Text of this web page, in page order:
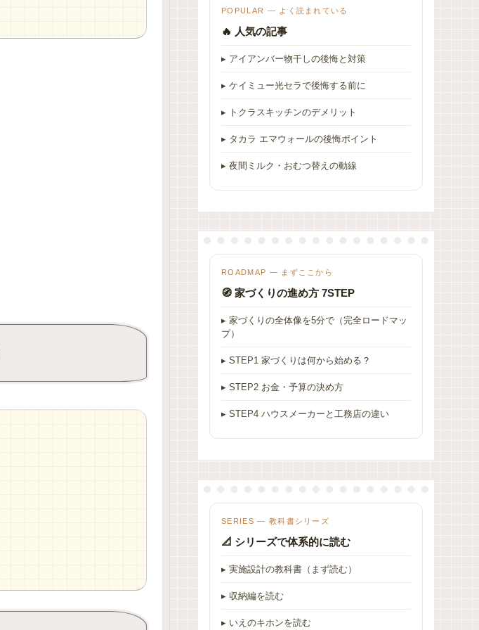
POPULAR — よく読まれている
🔥 人気の記事
▸ アイアンバー物干しの後悔と対策
▸ ケイミュー光セラで後悔する前に
▸ トクラスキッチンのデメリット
▸ タカラ エマウォールの後悔ポイント
▸ 夜間ミルク・おむつ替えの動線
ROADMAP — まずここから
🧭 家づくりの進め方 7STEP
▸ 家づくりの全体像を5分で（完全ロードマッ
プ）
▸ STEP1 家づくりは何から始める？
▸ STEP2 お金・予算の決め方
▸ STEP4 ハウスメーカーと工務店の違い
SERIES — 教科書シリーズ
📐 シリーズで体系的に読む
▸ 実施設計の教科書（まず読む）
▸ 収納編を読む
▸ いえのキホンを読む